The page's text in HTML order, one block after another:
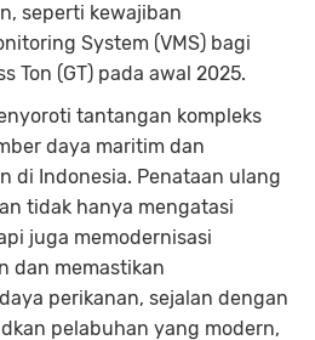
seperti kewajiban
System (VMS) bagi
Ton (GT) pada awal 2025.
tantangan kompleks
daya maritim dan
di Indonesia. Penataan ulang
tidak hanya mengatasi
juga memodernisasi
dan memastikan
perikanan, sejalan dengan
pelabuhan yang modern,